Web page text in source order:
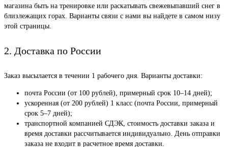
магазина быть на тренировке или раскатывать свежевыпавший снег в
близлежащих горах. Варианты связи с нами вы найдете в самом низу
этой страницы.
2. Доставка по России
Заказ высылается в течении 1 рабочего дня. Варианты доставки:
почта России (от 100 рублей), примерный срок 10–14 дней);
ускоренная (от 200 рублей) 1 класс (почта России, примерный
срок 5–7 дней);
транспортной компанией СДЭК, стоимость доставки заказа и
время доставки рассчитывается индивидуально. День отправки
заказа не входит в расчетное время доставки.